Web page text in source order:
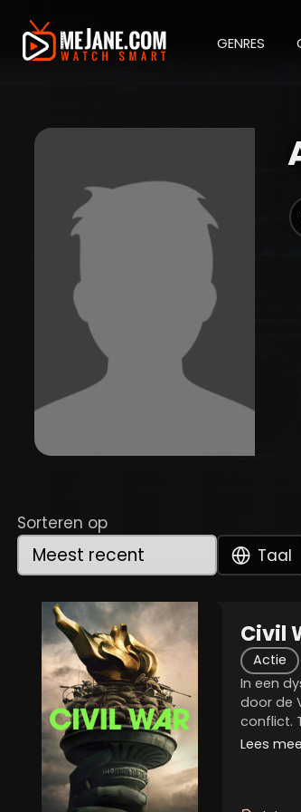
GENRES
Sorteren op
Taal
Civil
Actie
In een
door de
conflict.
ze het
Lees